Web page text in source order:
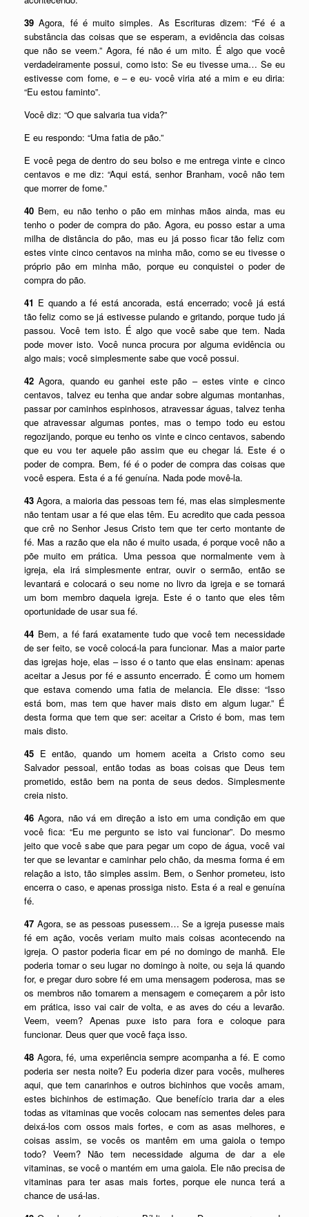
39 Agora, fé é muito simples. As Escrituras dizem: “Fé é a
substância das coisas que se esperam, a evidência das coisas
que não se veem.” Agora, fé não é um mito. É algo que você
verdadeiramente possui, como isto: Se eu tivesse uma… Se eu
estivesse com fome, e – e eu- você viria até a mim e eu diria:
“Eu estou faminto”.
Você diz: “O que salvaria tua vida?”
E eu respondo: “Uma fatia de pão.”
E você pega de dentro do seu bolso e me entrega vinte e cinco
centavos e me diz: “Aqui está, senhor Branham, você não tem
que morrer de fome.”
40 Bem, eu não tenho o pão em minhas mãos ainda, mas eu
tenho o poder de compra do pão. Agora, eu posso estar a uma
milha de distância do pão, mas eu já posso ficar tão feliz com
estes vinte cinco centavos na minha mão, como se eu tivesse o
próprio pão em minha mão, porque eu conquistei o poder de
compra do pão.
41 E quando a fé está ancorada, está encerrado; você já está
tão feliz como se já estivesse pulando e gritando, porque tudo já
passou. Você tem isto. É algo que você sabe que tem. Nada
pode mover isto. Você nunca procura por alguma evidência ou
algo mais; você simplesmente sabe que você possui.
42 Agora, quando eu ganhei este pão – estes vinte e cinco
centavos, talvez eu tenha que andar sobre algumas montanhas,
passar por caminhos espinhosos, atravessar águas, talvez tenha
que atravessar algumas pontes, mas o tempo todo eu estou
regozijando, porque eu tenho os vinte e cinco centavos, sabendo
que eu vou ter aquele pão assim que eu chegar lá. Este é o
poder de compra. Bem, fé é o poder de compra das coisas que
você espera. Esta é a fé genuína. Nada pode movê-la.
43 Agora, a maioria das pessoas tem fé, mas elas simplesmente
não tentam usar a fé que elas têm. Eu acredito que cada pessoa
que crê no Senhor Jesus Cristo tem que ter certo montante de
fé. Mas a razão que ela não é muito usada, é porque você não a
põe muito em prática. Uma pessoa que normalmente vem à
igreja, ela irá simplesmente entrar, ouvir o sermão, então se
levantará e colocará o seu nome no livro da igreja e se tornará
um bom membro daquela igreja. Este é o tanto que eles têm
oportunidade de usar sua fé.
44 Bem, a fé fará exatamente tudo que você tem necessidade
de ser feito, se você colocá-la para funcionar. Mas a maior parte
das igrejas hoje, elas – isso é o tanto que elas ensinam: apenas
aceitar a Jesus por fé e assunto encerrado. É como um homem
que estava comendo uma fatia de melancia. Ele disse: “Isso
está bom, mas tem que haver mais disto em algum lugar.” É
desta forma que tem que ser: aceitar a Cristo é bom, mas tem
mais disto.
45 E então, quando um homem aceita a Cristo como seu
Salvador pessoal, então todas as boas coisas que Deus tem
prometido, estão bem na ponta de seus dedos. Simplesmente
creia nisto.
46 Agora, não vá em direção a isto em uma condição em que
você fica: “Eu me pergunto se isto vai funcionar”. Do mesmo
jeito que você sabe que para pegar um copo de água, você vai
ter que se levantar e caminhar pelo chão, da mesma forma é em
relação a isto, tão simples assim. Bem, o Senhor prometeu, isto
encerra o caso, e apenas prossiga nisto. Esta é a real e genuína
fé.
47 Agora, se as pessoas pusessem… Se a igreja pusesse mais
fé em ação, vocês veriam muito mais coisas acontecendo na
igreja. O pastor poderia ficar em pé no domingo de manhã. Ele
poderia tomar o seu lugar no domingo à noite, ou seja lá quando
for, e pregar duro sobre fé em uma mensagem poderosa, mas se
os membros não tomarem a mensagem e começarem a pôr isto
em prática, isso vai cair de volta, e as aves do céu a levarão.
Veem, veem? Apenas puxe isto para fora e coloque para
funcionar. Deus quer que você faça isso.
48 Agora, fé, uma experiência sempre acompanha a fé. E como
poderia ser nesta noite? Eu poderia dizer para vocês, mulheres
aqui, que tem canarinhos e outros bichinhos que vocês amam,
estes bichinhos de estimação. Que benefício traria dar a eles
todas as vitaminas que vocês colocam nas sementes deles para
deixá-los com ossos mais fortes, e com as asas melhores, e
coisas assim, se vocês os mantêm em uma gaiola o tempo
todo? Veem? Não tem necessidade alguma de dar a ele
vitaminas, se você o mantém em uma gaiola. Ele não precisa de
vitaminas para ter asas mais fortes, porque ele nunca terá a
chance de usá-las.